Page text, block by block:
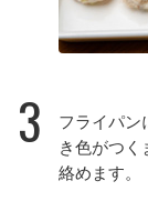
3
フライパン
き色がつ
絡めます。